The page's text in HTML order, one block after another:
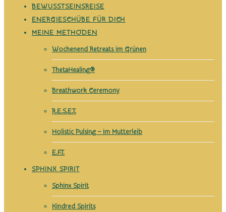
Bewusstsein & EnergetikE
BEWUSSTSEINSREISE
ENERGIESCHÜBE FÜR DICH
MEINE METHODEN
Wochenend Retreats im Grünen
ThetaHealing®
Breathwork Ceremony
R.E.S.E.T.
Holistic Pulsing – im Mutterleib
E.F.T.
SPHINX SPIRIT
Sphinx Spirit
Kindred Spirits